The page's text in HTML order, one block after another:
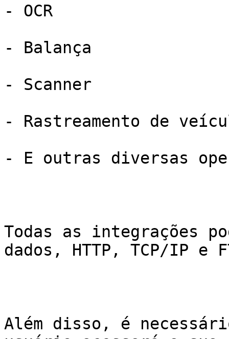
- OCR
- Balança
- Scanner
- Rastreamento de
- E outras diversas
Todas as integrações
dados, HTTP, TCP/IP e
Além disso, é